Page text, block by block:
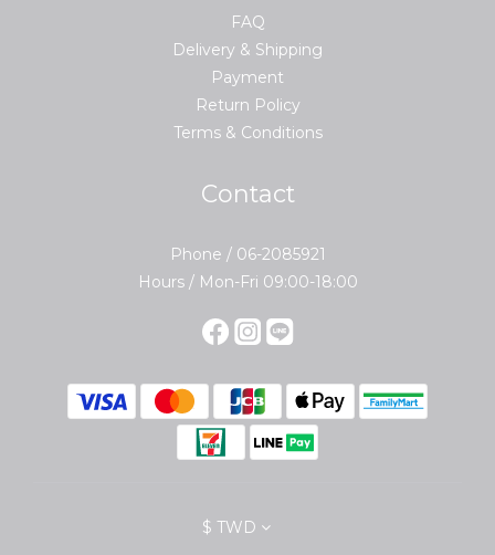
FAQ
Delivery & Shipping
Payment
Return Policy
Terms & Conditions
Contact
Phone / 06-2085921
Hours / Mon-Fri 09:00-18:00
$ TWD